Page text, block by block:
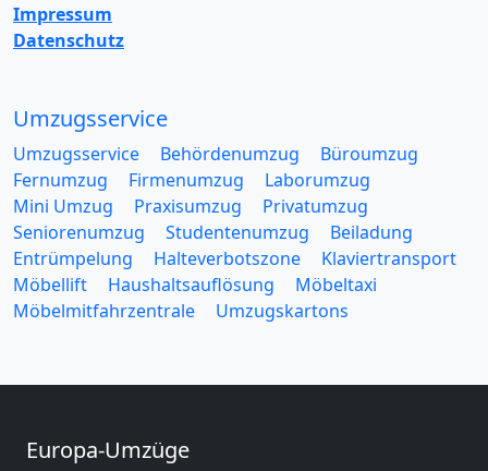
Impressum
Datenschutz
Umzugsservice
Umzugsservice Behördenumzug
Büroumzug
Fernumzug
Firmenumzug
Laborumzug
Mini Umzug
Praxisumzug
Privatumzug
Seniorenumzug
Studentenumzug
Beiladung
Entrümpelung
Halteverbotszone
Klaviertransport
Möbellift
Haushaltsauflösung
Möbeltaxi
Möbelmitfahrzentrale
Umzugskartons
Europa-Umzüge